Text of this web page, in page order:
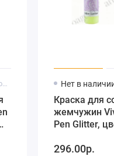
Код товара: 116293301 Нет в
Краска для
жемчужин
Pen Glitter,
мл
296.00р.